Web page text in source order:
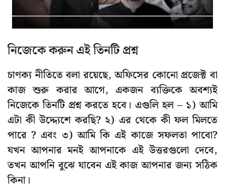
নিজেকে করুন এই তিনটি প্রশ্ন
চাণক্য নীতিতে বলা রয়েছে, অফিসের কোনো প্রজেক্ট বা
কাজ শুরু করার আগে, একজন ব্যক্তিকে অবশ্যই
নিজেকে তিনটি প্রশ্ন করতে হবে। এগুলি হল – ১) আমি
এটা কী উদ্দ্যেশে করছি? ২) এর থেকে কী ফল মিলতে
পারে ? এবং ৩) আমি কি এই কাজে সফলতা পাবো?
যখন আপনার মনই আপনাকে এই উত্তরগুলো দেবে,
তখন আপনি বুঝে যাবেন এই কাজ আপনার জন্য সঠিক
কিনা।